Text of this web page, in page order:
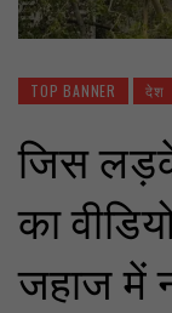
TOP BANNER देश
जिस लड़के
का
जहाज में